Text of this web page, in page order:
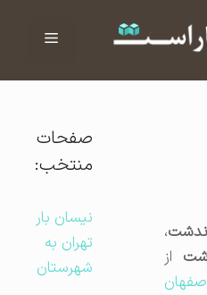
فهرست
،
صفحات
منتخب:
نیسان بار
تهران به
شهرستان